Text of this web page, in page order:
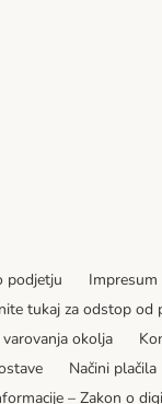
Method
podjetju
Impresum
tukaj za odstop od
okolja
Načini plačila
– Zakon o